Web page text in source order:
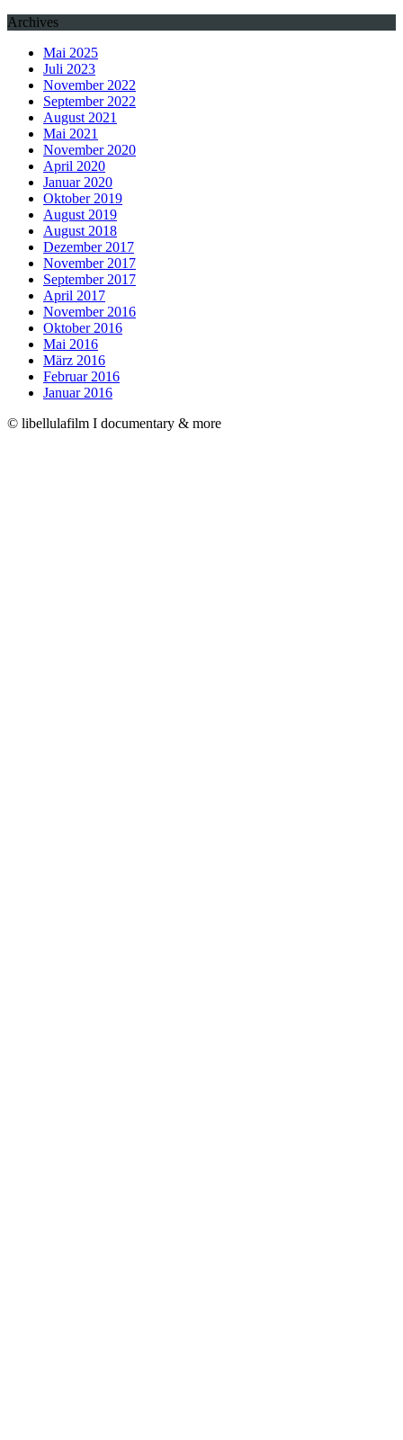
Archives
Mai 2025
Juli 2023
November 2022
September 2022
August 2021
Mai 2021
November 2020
April 2020
Januar 2020
Oktober 2019
August 2019
August 2018
Dezember 2017
November 2017
September 2017
April 2017
November 2016
Oktober 2016
Mai 2016
März 2016
Februar 2016
Januar 2016
© libellulafilm I documentary & more